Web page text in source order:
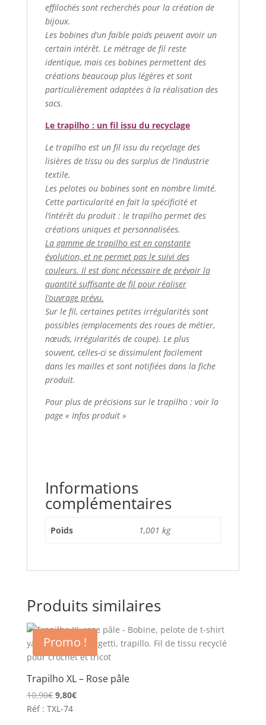
effilochés sont recherchés pour la création de
bijoux.
Les bobines d’un faible poids peuvent avoir un
certain intérêt. Le métrage de fil reste
identique, mais ces bobines permettent des
créations beaucoup plus légères et sont
particulièrement adaptées à la réalisation des
sacs.
Le trapilho : un fil issu du recyclage
Le trapilho est un fil issu du recyclage des
lisières de tissu ou des surplus de l’industrie
textile.
Les pelotes ou bobines sont en nombre limité.
Cette particularité en fait la spécificité et
l’intérêt du produit : le trapilho permet des
créations uniques et personnalisées.
La gamme de trapilho est en constante
évolution, et ne permet pas le suivi des
couleurs. Il est donc nécessaire de prévoir la
quantité suffisante de fil pour réaliser
l’ouvrage prévu.
Sur le fil, certaines petites irrégularités sont
possibles (emplacements des roues de métier,
nœuds, irrégularités de coupe). Le plus
souvent, celles-ci se dissimulent facilement
dans les mailles et sont notifiées dans la fiche
produit.
Pour plus de précisions sur le trapilho : voir la
page « Infos produit »
Informations
complémentaires
Poids 1,001 kg
Produits similaires
Promo !
Trapilho XL – Rose pâle
10,90€ Le
prix
9,80€Le
Réf : TXL-74